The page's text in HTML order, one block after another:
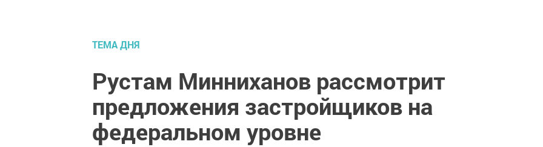
ТЕМА ДНЯ
Рустам Минниханов рассмотрит
предложения застройщиков на
федеральном уровне